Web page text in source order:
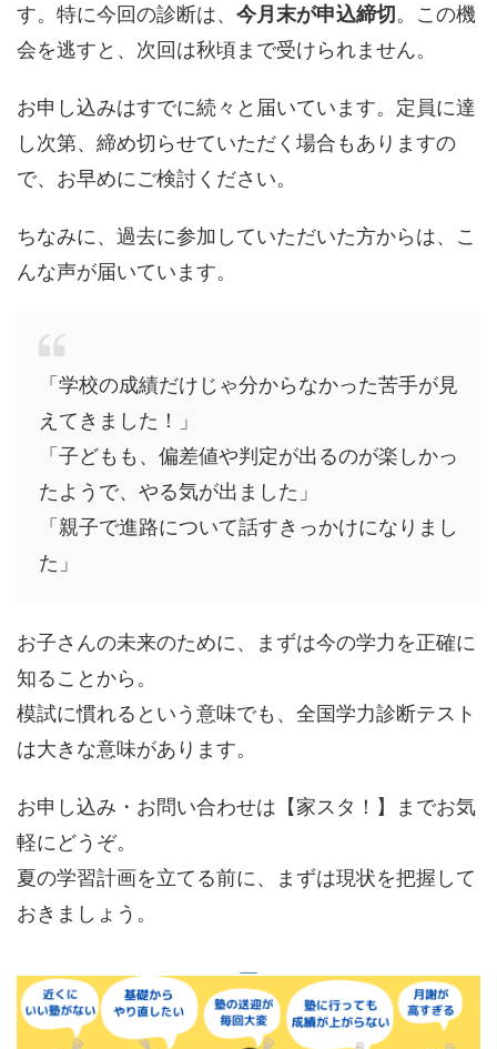
す。特に今回の診断は、 今月末が申込締切。この機
会を逃すと、次回は秋頃まで受けられません。
お申し込みはすでに続々と届いています。定員に達
し次第、締め切らせていただく場合もありますの
で、お早めにご検討ください。
ちなみに、過去に参加していただいた方からは、こ
んな声が届いています。
「学校の成績だけじゃ分からなかった苦手が見
えてきました！」
「子どもも、偏差値や判定が出るのが楽しかっ
たようで、やる気が出ました」
「親子で進路について話すきっかけになりまし
た」
お子さんの未来のために、まずは今の学力を正確に
知ることから。
模試に慣れるという意味でも、全国学力診断テスト
は大きな意味があります。
お申し込み・お問い合わせは【家スタ！】までお気
軽にどうぞ。
夏の学習計画を立てる前に、まずは現状を把握して
おきましょう。